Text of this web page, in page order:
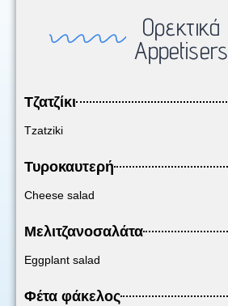
Ορεκτικά
Appetisers
Τζατζίκι
Tzatziki
Τυροκαυτερή
Cheese salad
Μελιτζανοσαλάτα
Eggplant salad
Φέτα φάκελος